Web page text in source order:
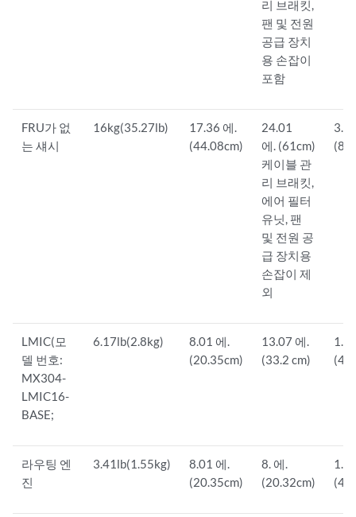
리 브래킷,
팬 및 전원
공급 장치
용 손잡이
포함
FRU가 없
는 섀시
16kg(35.27lb)
17.36 에.
(44.08cm)
24.01
에. (61cm)
케이블 관
리 브래킷,
에어 필터
유닛, 팬
및 전원 공
급 장치용
손잡이 제
외
3.5
LMIC(모
델 번호:
MX304-
LMIC16-
BASE;
6.17lb(2.8kg)
8.01 에.
(20.35cm)
13.07 에.
(33.2 cm)
라우팅 엔
진
3.41lb(1.55kg)
8.01 에.
(20.35cm)
8. 에.
(20.32cm)